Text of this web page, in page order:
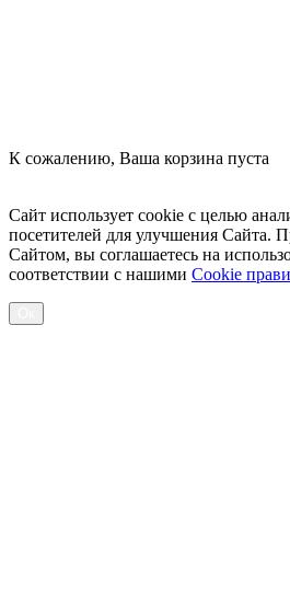
К сожалению, Ваша корзина пуста
Сайт использует cookie с целью
посетителей для улучшения Сайта.
Сайтом, вы соглашаетесь на
соответствии с нашими Cookiе